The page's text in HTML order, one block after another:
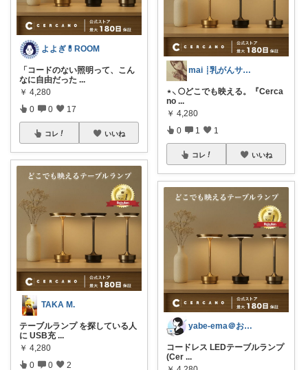
よよぎ💊ROOM
「コードのない照明って、こん
なに自由だった ...
￥ 4,280
0 0 17
コレ いいね
TAKA M.
テーブルランプ を探している人
に USB充 ...
￥ 4,280
0 0 2
mai ┊乳がんサバイバー × 癒し
⋆⸜ 🌕どこでも映える。『Cerca
no ...
￥ 4,280
0 1 1
コレ いいね
yabe-ema＠おうち快適ガジェット
コードレス LEDテーブルランプ
(Cer ...